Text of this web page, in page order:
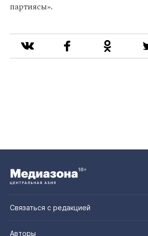
партиясы».
Связаться с редакцией
Авторы